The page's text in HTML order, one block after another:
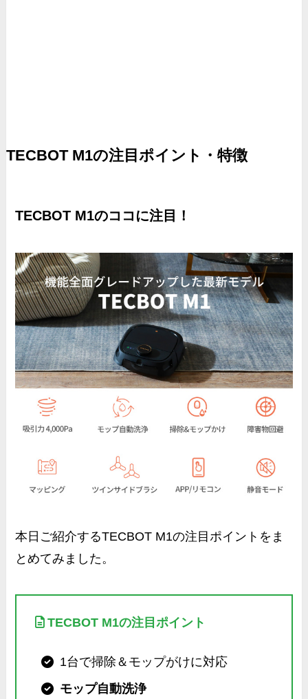
TECBOT M1の注目ポイント・特徴
TECBOT M1のココに注目！
本日ご紹介するTECBOT M1の注目ポイントをま
とめてみました。
TECBOT M1の注目ポイント
1台で掃除＆モップがけに対応
モップ自動洗浄